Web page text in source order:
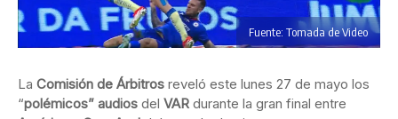
Fuente: Tomada de Video
La Comisión de Árbitros reveló este lunes 27 de mayo los
“polémicos” audios del VAR durante la gran final entre